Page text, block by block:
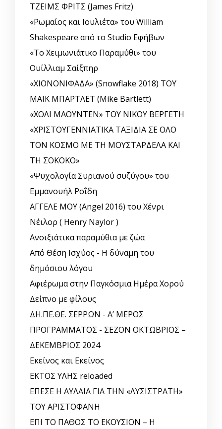
ΤΖΕΙΜΣ ΦΡΙΤΣ (James Fritz)
«Ρωμαίος και Ιουλιέτα» του William
Shakespeare από το Studio Εφήβων
«Το Χειμωνιάτικο Παραμύθι» του
Ουίλλιαμ Σαίξπηρ
«ΧΙΟΝΟΝΙΦΑΔΑ» (Snowflake 2018) ΤΟΥ
ΜΑΙΚ ΜΠΑΡΤΛΕΤ (Mike Bartlett)
«ΧΟΛΙ ΜΑΟΥΝΤΕΝ» ΤΟΥ ΝΙΚΟΥ ΒΕΡΓΕΤΗ
«ΧΡΙΣΤΟΥΓΕΝΝΙΑΤΙΚΑ ΤΑΞΙΔΙΑ ΣΕ ΟΛΟ
ΤΟΝ ΚΟΣΜΟ ΜΕ ΤΗ ΜΟΥΣΤΑΡΔΕΛΑ ΚΑΙ
ΤΗ ΣΟΚΟΚΟ»
«Ψυχολογία Συριανού συζύγου» του
Εμμανουήλ Ροΐδη
ΑΓΓΕΛΕ ΜΟΥ (Angel 2016) του Χένρι
Νέιλορ ( Henry Naylor )
Ανοιξιάτικα παραμύθια με ζώα
Από Θέση Ισχύος - Η δύναμη του
δημόσιου λόγου
Αφιέρωμα στην Παγκόσμια Ημέρα Χορού
Δείπνο με φίλους
ΔΗ.ΠΕ.ΘΕ. ΣΕΡΡΩΝ - Α’ ΜΕΡΟΣ
ΠΡΟΓΡΑΜΜΑΤΟΣ - ΣΕΖΟΝ ΟΚΤΩΒΡΙΟΣ –
ΔΕΚΕΜΒΡΙΟΣ 2024
Εκείνος και Εκείνος
ΕΚΤΟΣ ΥΛΗΣ reloaded
ΕΠΕΣΕ Η ΑΥΛΑΙΑ ΓΙΑ ΤΗΝ «ΛΥΣΙΣΤΡΑΤΗ»
ΤΟΥ ΑΡΙΣΤΟΦΑΝΗ
ΕΠΙ ΤΟ ΠΑΘΟΣ ΤΟ ΕΚΟΥΣΙΟΝ – Η